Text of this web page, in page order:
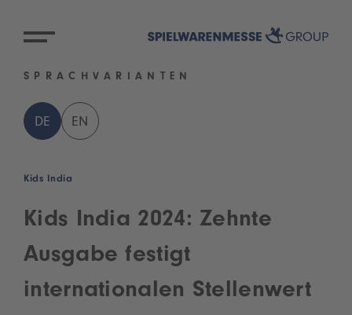
SPRACHVARIANTEN
DE EN
Kids India
Kids India 2024: Zehnte
Ausgabe festigt
internationalen Stellenwert